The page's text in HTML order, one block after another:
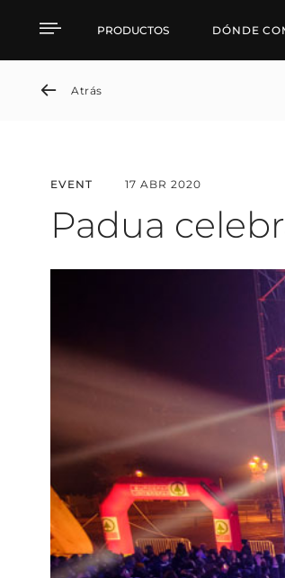
PaduaPRODUCTOS DÓNDE
Atrás
EVENT 17 ABR 2020
Padua